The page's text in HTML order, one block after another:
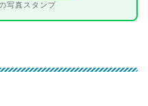
写真スタンプ